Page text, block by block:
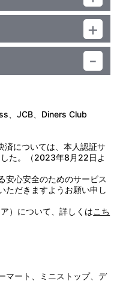
、JCB、Diners Club
済については、本人認証サ
た。（2023年8月22日よ
安心安全のためのサービス
ただきますようお願い申し
）について、詳しくはこち
マート、ミニストップ、デ